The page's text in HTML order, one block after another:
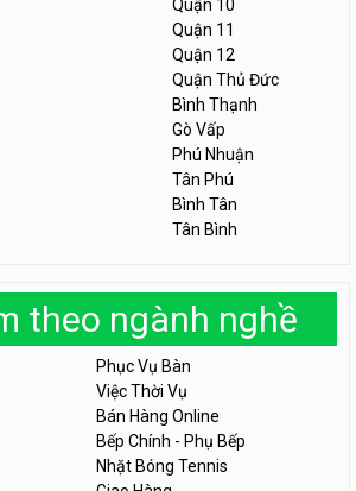
Quận 10
Quận 11
Quận 12
Quận Thủ Đức
Bình Thạnh
Gò Vấp
Phú Nhuận
Tân Phú
Bình Tân
Tân Bình
theo ngành nghề
Phục Vụ Bàn
Việc Thời Vụ
Bán Hàng Online
Bếp Chính - Phụ Bếp
Nhặt Bóng Tennis